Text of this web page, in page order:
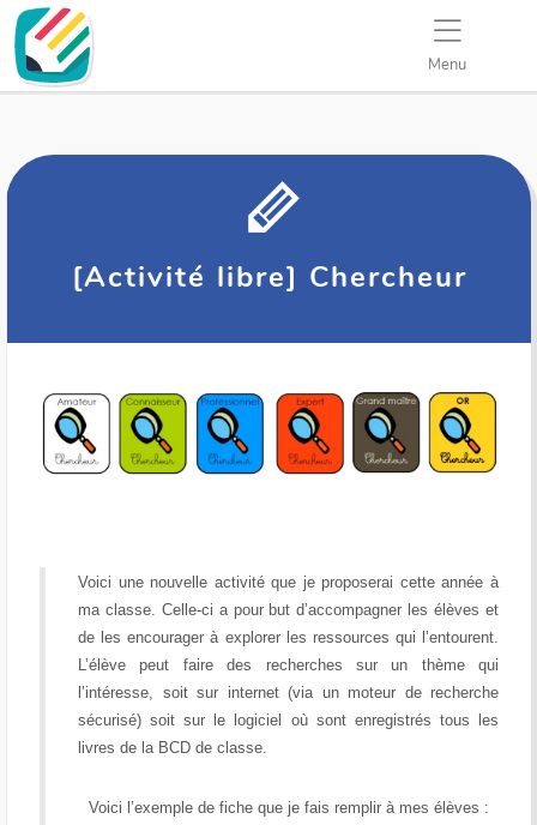
Menu
[Activité libre] Chercheur
Voici une nouvelle activité que je proposerai cette année à
ma classe. Celle-ci a pour but d’accompagner les élèves et
de les encourager à explorer les ressources qui l’entourent.
L’élève peut faire des recherches sur un thème qui
l’intéresse, soit sur internet (via un moteur de recherche
sécurisé) soit sur le logiciel où sont enregistrés tous les
livres de la BCD de classe.
Voici l’exemple de fiche que je fais remplir à mes élèves :